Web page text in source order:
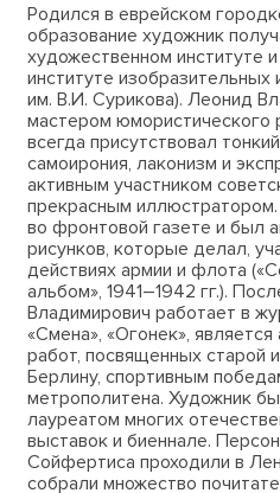
Родился в еврейском
образование художник
художественном институте
институте
им. В.И. Сурикова). Леонид
мастером юмористического
всегда присутствовал
самоирония, лаконизм и
активным участником
прекрасным
во фронтовой газете и был
рисунков, которые делал,
действиях армии и флота
альбом», 1941–1942 гг.).
Владимирович работает в
«Смена», «Огонек»,
работ, посвященных старой
Берлину, спортивным
метрополитена. Художник
лауреатом многих
выставок и биеннале.
Сойфертиса проходили в
собрали множество